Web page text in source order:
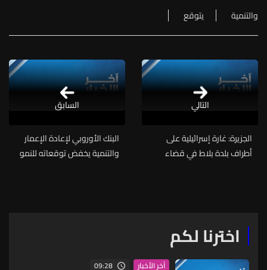
والتنمية
يتوقع
التالي
الجزيرة: غارة إسرائيلية على
أطراف بلدة بلاط في قضاء
البنك الأوروبي لإعادة الإعمار
والتنمية يخفض توقعاته للنمو
السابق
اخترنا لكم
آخر الأخبار 09:28